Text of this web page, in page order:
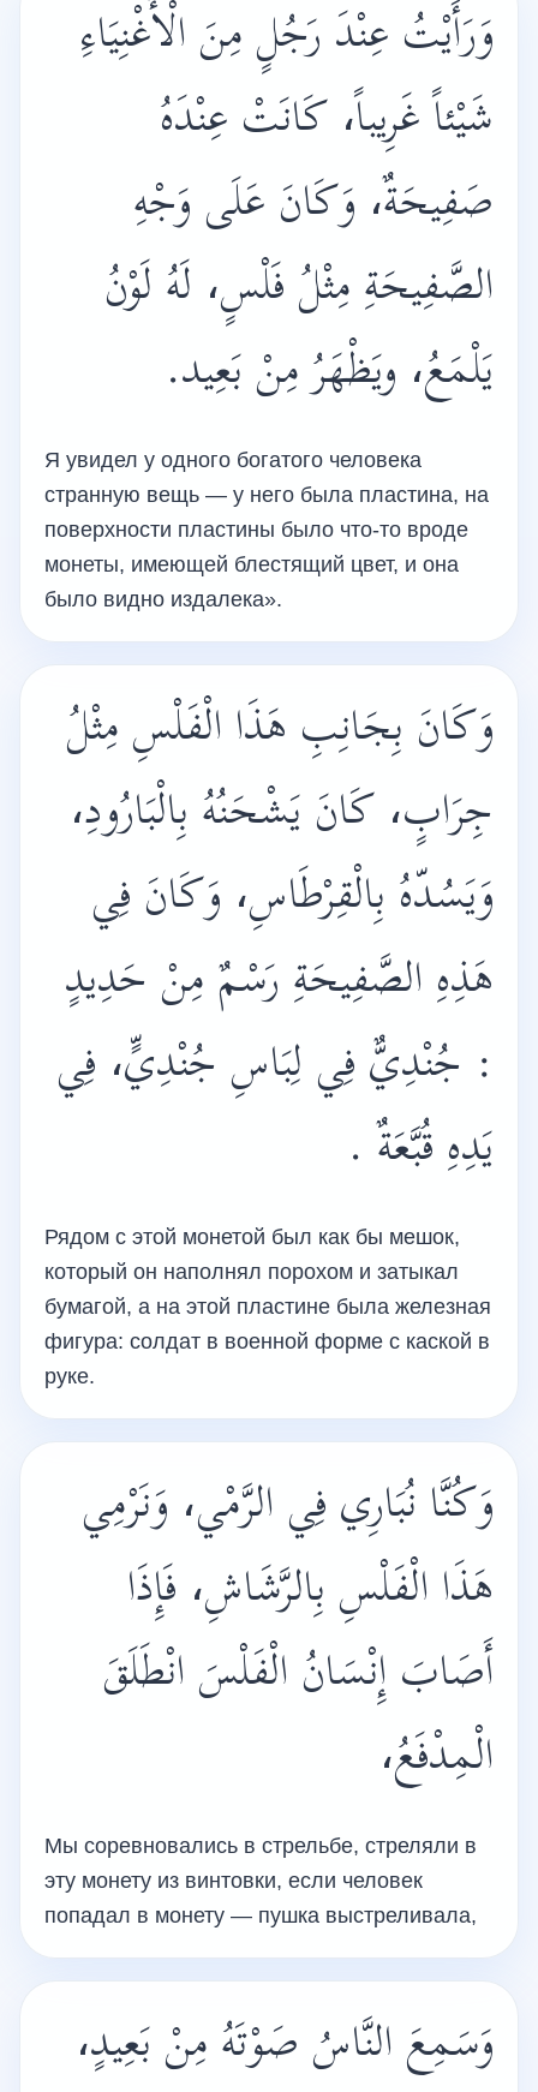
وَرَأَيْتُ عِنْدَ رَجُلٍ مِنَ الْأَغْنِيَاءِ
شَيْئاً غَرِيباً، كَانَتْ عِنْدَهُ
صَفِيحَةٌ، وَكَانَ عَلَى وَجْهِ
الصَّفِيحَةِ مِثْلُ فَلْسٍ، لَهُ لَوْنُ
يَلْمَعُ، ويَظْهَرُ مِنْ بَعِيد.
Я увидел у одного богатого человека
странную вещь — у него была пластина, на
поверхности пластины было что-то вроде
монеты, имеющей блестящий цвет, и она
было видно издалека».
وَكَانَ بِجَانِبِ هَذَا الْفَلْسِ مِثْلُ
جِرَابٍ، كَانَ يَشْحَنُهُ بِالْبَارُودِ،
وَيَسُدّهُ بِالْقِرْطَاسِ، وَكَانَ فِي
هَذِهِ الصَّفِيحَةِ رَسْمٌ مِنْ حَدِيدٍ
: جُنْدِيٌّ فِي لِبَاسِ جُنْدِيٍّ، فِي
يَدِهِ قُبَّعَةٌ .
Рядом с этой монетой был как бы мешок,
который он наполнял порохом и затыкал
бумагой, а на этой пластине была железная
фигура: солдат в военной форме с каской в
руке.
وَكُنَّا نُبَارِي فِي الرَّمْي، وَنَرْمِي
هَذَا الْفَلْسِ بِالرَّشَاشِ، فَإِذَا
أَصَابَ إِنْسَانُ الْفَلْسَ انْطَلَقَ
الْمِدْفَعُ،
Мы соревновались в стрельбе, стреляли в
эту монету из винтовки, если человек
попадал в монету — пушка выстреливала,
وَسَمِعَ النَّاسُ صَوْتَهُ مِنْ بَعِيدٍ،